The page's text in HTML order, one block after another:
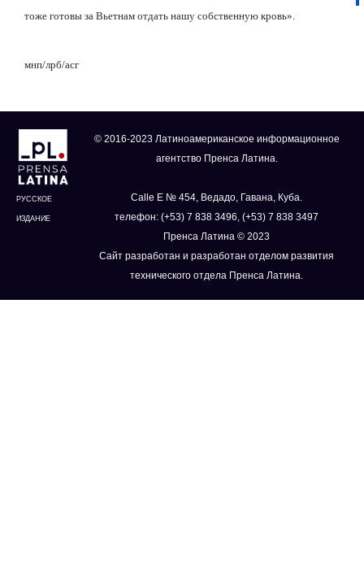
тоже готовы за Вьетнам отдать нашу собственную кровь».
мнп/лрб/асг
РУССКОЕ
ИЗДАНИЕ
© 2016-2023 Латиноамериканское информационное
агентство Пренса Латина.
Calle E № 454, Ведадо, Гавана, Куба.
телефон: (+53) 7 838 3496, (+53) 7 838 3497
Пренса Латина © 2023
Сайт разработан и разработан отделом развития
технического отдела Пренса Латина.